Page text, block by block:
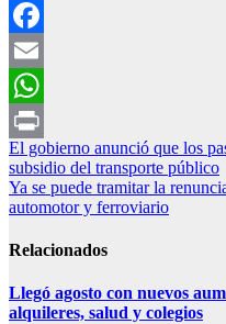
Facebook
Email
WhatsApp
Print
Navegación
de
entradas
El gobierno anunció que los
subsidio del transporte público
Ya se puede tramitar la
automotor y ferroviario
Relacionados
Llegó agosto con nuevos
alquileres, salud y colegios